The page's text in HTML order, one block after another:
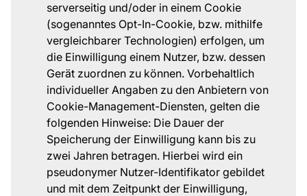
serverseitig und/oder in einem Cookie
(sogenanntes Opt-In-Cookie, bzw. mithilfe
vergleichbarer Technologien) erfolgen, um
die Einwilligung einem Nutzer, bzw. dessen
Gerät zuordnen zu können. Vorbehaltlich
individueller Angaben zu den Anbietern von
Cookie-Management-Diensten, gelten die
folgenden Hinweise: Die Dauer der
Speicherung der Einwilligung kann bis zu
zwei Jahren betragen. Hierbei wird ein
pseudonymer Nutzer-Identifikator gebildet
und mit dem Zeitpunkt der Einwilligung,